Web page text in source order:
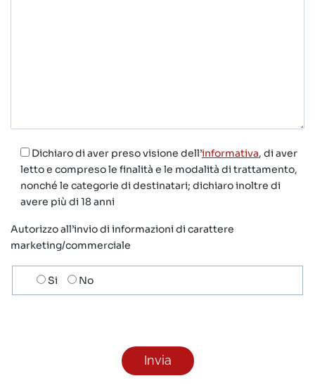
Dichiaro di aver preso visione dell’informativa, di aver
letto e compreso le finalità e le modalità di trattamento,
nonché le categorie di destinatari; dichiaro inoltre di
avere più di 18 anni
Autorizzo all’invio di informazioni di carattere
marketing/commerciale
Scelta
invio
Si No